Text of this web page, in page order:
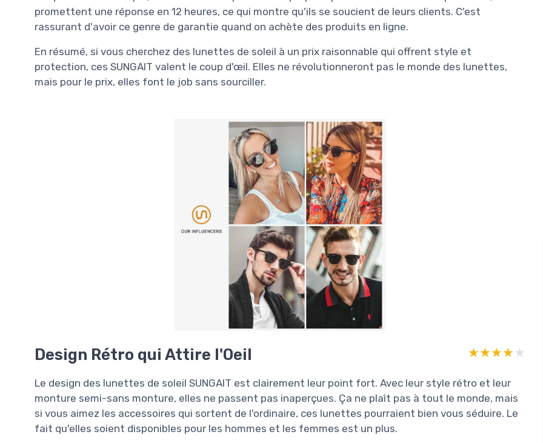
promettent une réponse en 12 heures, ce qui montre qu'ils se soucient de leurs clients. C'est
rassurant d'avoir ce genre de garantie quand on achète des produits en ligne.
En résumé, si vous cherchez des lunettes de soleil à un prix raisonnable qui offrent style et
protection, ces SUNGAIT valent le coup d'œil. Elles ne révolutionneront pas le monde des lunettes,
mais pour le prix, elles font le job sans sourciller.
Design Rétro qui Attire l'Oeil ★★★★★
★★★★★
Le design des lunettes de soleil SUNGAIT est clairement leur point fort. Avec leur style rétro et leur
monture semi-sans monture, elles ne passent pas inaperçues. Ça ne plaît pas à tout le monde, mais
si vous aimez les accessoires qui sortent de l'ordinaire, ces lunettes pourraient bien vous séduire. Le
fait qu'elles soient disponibles pour les hommes et les femmes est un plus.